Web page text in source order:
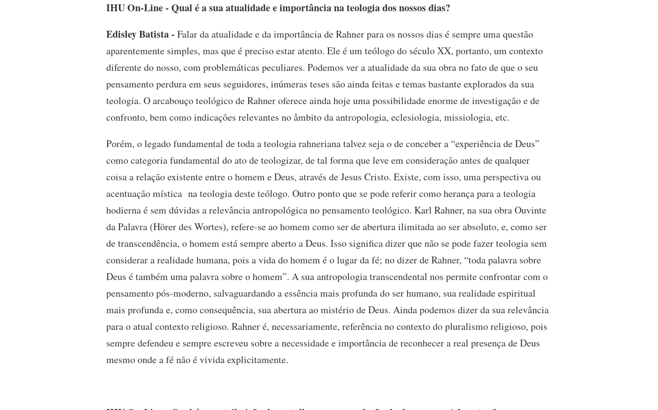
IHU On-Line - Qual é a sua atualidade e importância na teologia dos nossos dias?
Edisley Batista - Falar da atualidade e da importância de Rahner para os nossos dias é sempre uma questão
aparentemente simples, mas que é preciso estar atento. Ele é um teólogo do século XX, portanto, um contexto
diferente do nosso, com problemáticas peculiares. Podemos ver a atualidade da sua obra no fato de que o seu
pensamento perdura em seus seguidores, inúmeras teses são ainda feitas e temas bastante explorados da sua
teologia. O arcabouço teológico de Rahner oferece ainda hoje uma possibilidade enorme de investigação e de
confronto, bem como indicações relevantes no âmbito da antropologia, eclesiologia, missiologia, etc.
Porém, o legado fundamental de toda a teologia rahneriana talvez seja o de conceber a “experiência de Deus”
como categoria fundamental do ato de teologizar, de tal forma que leve em consideração antes de qualquer
coisa a relação existente entre o homem e Deus, através de Jesus Cristo. Existe, com isso, uma perspectiva ou
acentuação mística na teologia deste teólogo. Outro ponto que se pode referir como herança para a teologia
hodierna é sem dúvidas a relevância antropológica no pensamento teológico. Karl Rahner, na sua obra Ouvinte
da Palavra (Hörer des Wortes), refere-se ao homem como ser de abertura ilimitada ao ser absoluto, e, como ser
de transcendência, o homem está sempre aberto a Deus. Isso significa dizer que não se pode fazer teologia sem
considerar a realidade humana, pois a vida do homem é o lugar da fé; no dizer de Rahner, “toda palavra sobre
Deus é também uma palavra sobre o homem”. A sua antropologia transcendental nos permite confrontar com o
pensamento pós-moderno, salvaguardando a essência mais profunda do ser humano, sua realidade espiritual
mais profunda e, como consequência, sua abertura ao mistério de Deus. Ainda podemos dizer da sua relevância
para o atual contexto religioso. Rahner é, necessariamente, referência no contexto do pluralismo religioso, pois
sempre defendeu e sempre escreveu sobre a necessidade e importância de reconhecer a real presença de Deus
mesmo onde a fé não é vivida explicitamente.